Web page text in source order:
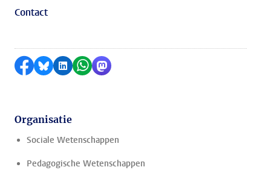
Contact
Delen op Facebook
Delen via Bluesky
Delen op LinkedIn
Delen via WhatsApp
Delen via Mastodon
Organisatie
Sociale Wetenschappen
Pedagogische Wetenschappen